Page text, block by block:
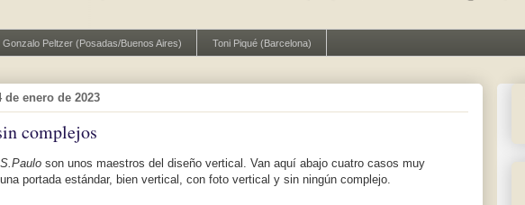
Gonzalo Peltzer (Posadas/Buenos Aires) Toni Piqué (Barcelona)
de enero de 2023
complejos
son unos maestros del diseño vertical. Van aquí abajo cuatro casos muy
portada estándar, bien vertical, con foto vertical y sin ningún complejo.